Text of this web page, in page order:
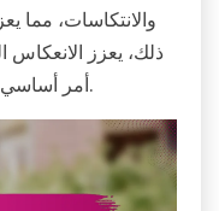
والانتكاسات، مما
ذلك، يعزز الانعكاس
أمر أساسي لبناء مرونة طويلة الأمد في الرياضة.